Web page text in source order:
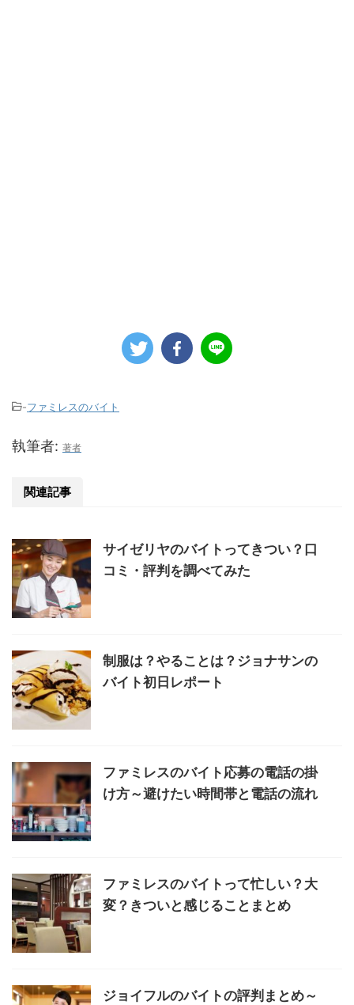
-ファミレスのバイト
執筆者: 著者
関連記事
サイゼリヤのバイトってきつい？口
コミ・評判を調べてみた
制服は？やることは？ジョナサンの
バイト初日レポート
ファミレスのバイト応募の電話の掛
け方～避けたい時間帯と電話の流れ
ファミレスのバイトって忙しい？大
変？きついと感じることまとめ
ジョイフルのバイトの評判まとめ～